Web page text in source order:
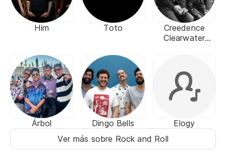
Him Toto
Creedence
Clearwater
Árbol Dingo Bells
Elogy
Ver más sobre Rock and Roll